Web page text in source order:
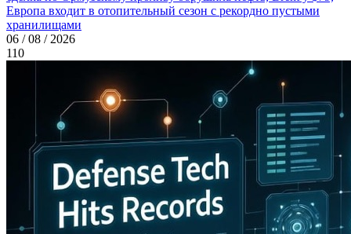
Европа входит в отопительный сезон с рекордно пустыми
хранилищами
06 / 08 / 2026
110